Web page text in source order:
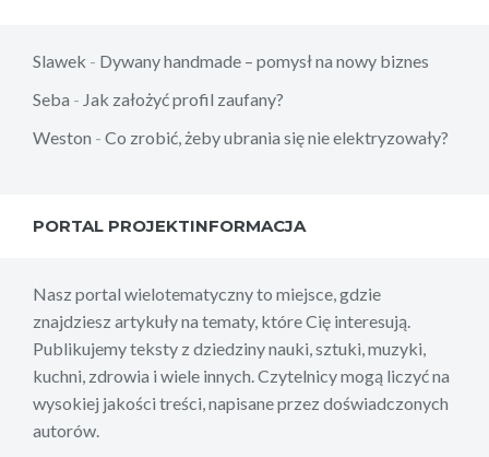
Slawek - Dywany handmade – pomysł na nowy biznes
Seba - Jak założyć profil zaufany?
Weston - Co zrobić, żeby ubrania się nie elektryzowały?
PORTAL PROJEKTINFORMACJA
Nasz portal wielotematyczny to miejsce, gdzie
znajdziesz artykuły na tematy, które Cię interesują.
Publikujemy teksty z dziedziny nauki, sztuki, muzyki,
kuchni, zdrowia i wiele innych. Czytelnicy mogą liczyć na
wysokiej jakości treści, napisane przez doświadczonych
autorów.